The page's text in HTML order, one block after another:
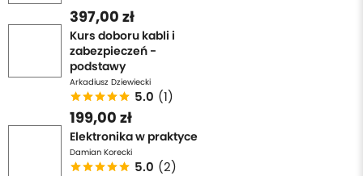
397,00 zł
Kurs doboru kabli i
zabezpieczeń -
podstawy
Arkadiusz Dziewiecki
5.0 (1)
199,00 zł
Elektronika w praktyce
Damian Korecki
5.0 (2)